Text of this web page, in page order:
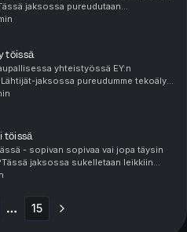
jaksossa pureudutaan
ja muutosvalmiuteen.
töissä
yhteistyössä EY:n
jaksossa pureudumme tekoälyn
Ei hypeen vaan siihen, mitä
töissä
- sopivan sopivaa vai jopa täysin
jaksossa sukelletaan leikkiin
Miksi aikuisen on vaikea
15